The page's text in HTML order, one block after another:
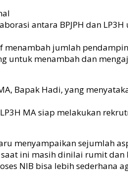
antara BPJPH dan
menambah jumlah
untuk menambah dan
Bapak Hadi, yang
MA siap melakukan
menyampaikan sejumlah
ini masih dinilai rumit
NIB bisa lebih sederhana